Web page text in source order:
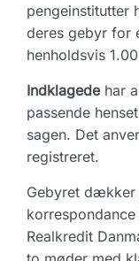
pengeinstitutter
deres gebyr for
henholdsvis
Indklagedehar
passende
sagen. Det
registreret.
Gebyret
Realkredit